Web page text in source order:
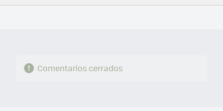
FACEBOOK
TWITTERFLIPBOARD
E-
WHATSAPP
Comentarios cerrados